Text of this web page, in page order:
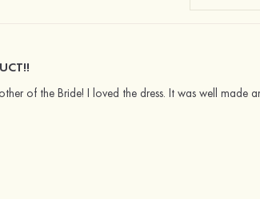
of the Bride! I loved the dress. It was well